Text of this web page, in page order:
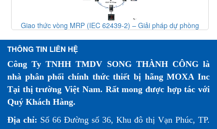
Giao thức vòng MRP (IEC 62439-2) – Giải pháp dự phòng
THÔNG TIN LIÊN HỆ
Công Ty TNHH TMDV SONG THÀNH CÔNG là
nhà phân phối chính thức thiết bị hãng MOXA Inc
Tại thị trường Việt Nam. Rất mong được hợp tác với
Quý Khách Hàng.
Địa chỉ: Số 66 Đường số 36, Khu đô thị Vạn Phúc, TP.